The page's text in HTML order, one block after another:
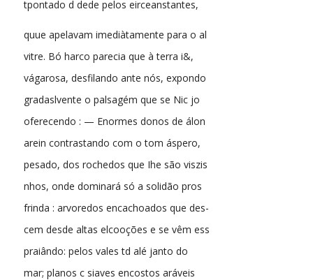
tpontado d dede pelos eirceanstantes,
quue apelavam imediàtamente para o al
vitre. Bó harco parecia que à terra i&,
vágarosa, desfilando ante nós, expondo
gradaslvente o palsagém que se Nic jo
oferecendo : — Enormes donos de álon
arein contrastando com o tom áspero,
pesado, dos rochedos que Ihe são viszis
nhos, onde dominará só a solidão pros
frinda : arvoredos encachoados que des-
cem desde altas elcooções e se vêm ess
praiândo: pelos vales td alé janto do
mar; planos c siaves encostos aráveis